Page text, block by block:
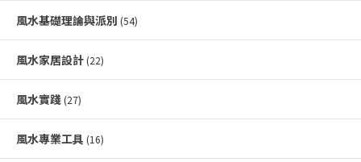
風水基礎理論與派別 (54)
風水家居設計 (22)
風水實踐 (27)
風水專業工具 (16)